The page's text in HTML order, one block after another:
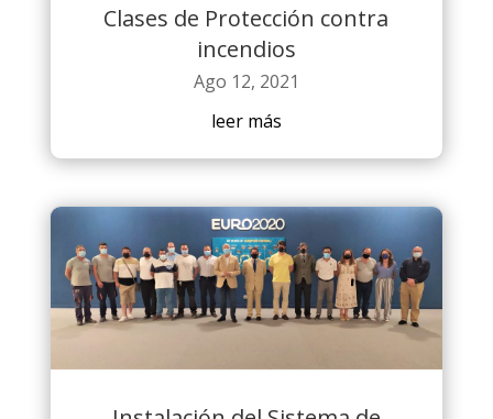
Clases de Protección contra
incendios
Ago 12, 2021
leer más